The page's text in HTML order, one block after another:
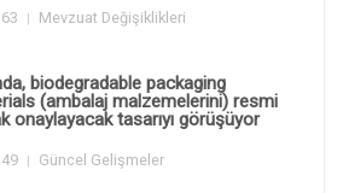
63 Mevzuat Değişiklikleri
biodegradable packaging
(ambalaj malzemelerini) resmi
onaylayacak tasarıyı görüşüyor
49 Güncel Gelişmeler